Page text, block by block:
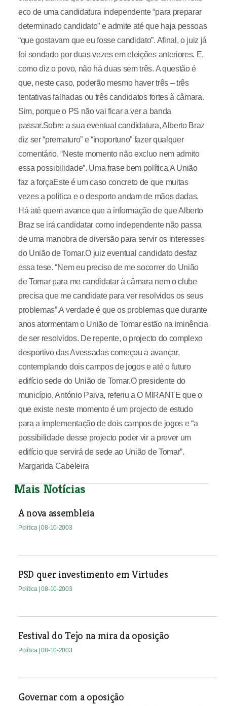
eco de uma candidatura independente “para preparar
determinado candidato” e admite até que haja pessoas
“que gostavam que eu fosse candidato”. Afinal, o juiz já
foi sondado por duas vezes em eleições anteriores. E,
como diz o povo, não há duas sem três. A questão é
que, neste caso, poderão mesmo haver três – três
tentativas falhadas ou três candidatos fortes à câmara.
Sim, porque o PS não vai ficar a ver a banda
passar.Sobre a sua eventual candidatura, Alberto Braz
diz ser “prematuro” e “inoportuno” fazer qualquer
comentário. “Neste momento não excluo nem admito
essa possibilidade”. Uma frase bem política.A União
faz a forçaEste é um caso concreto de que muitas
vezes a política e o desporto andam de mãos dadas.
Há até quem avance que a informação de que Alberto
Braz se irá candidatar como independente não passa
de uma manobra de diversão para servir os interesses
do União de Tomar.O juiz eventual candidato desfaz
essa tese. “Nem eu preciso de me socorrer do União
de Tomar para me candidatar à câmara nem o clube
precisa que me candidate para ver resolvidos os seus
problemas”.A verdade é que os problemas que durante
anos atormentam o União de Tomar estão na iminência
de ser resolvidos. De repente, o projecto do complexo
desportivo das Avessadas começou a avançar,
contemplando dois campos de jogos e até o futuro
edifício sede do União de Tomar.O presidente do
município, António Paiva, referiu a O MIRANTE que o
que existe neste momento é um projecto de estudo
para a implementação de dois campos de jogos e “a
possibilidade desse projecto poder vir a prever um
edifício que servirá de sede ao União de Tomar”.
Margarida Cabeleira
Mais Notícias
A nova assembleia
Política | 08-10-2003
PSD quer investimento em Virtudes
Política | 08-10-2003
Festival do Tejo na mira da oposição
Política | 08-10-2003
Governar com a oposição